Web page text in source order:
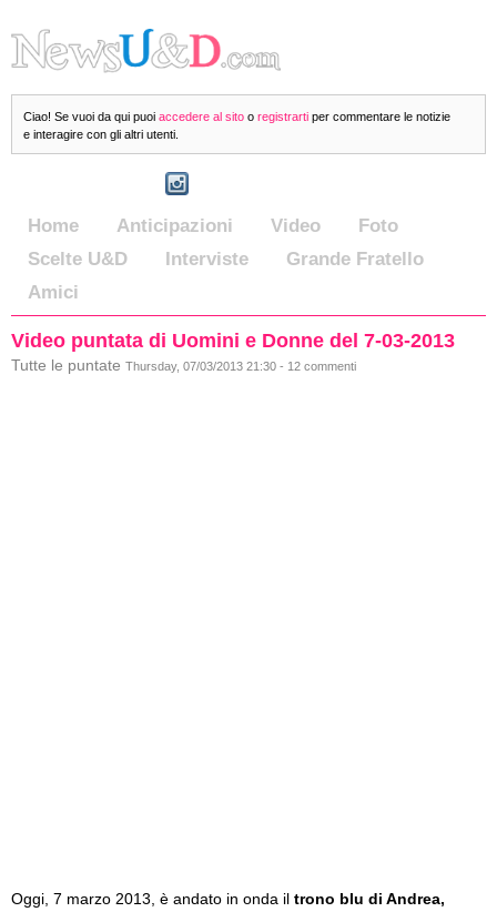
Ciao! Se vuoi da qui puoi accedere al sito o registrarti per commentare le notizie
e interagire con gli altri utenti.
Home Anticipazioni Video
Foto
Scelte U&D
Interviste
Grande Fratello
Amici
Video puntata di Uomini e Donne del 7-03-2013
Tutte le puntate Thursday, 07/03/2013 21:30 - 12 commenti
Oggi, 7 marzo 2013, è andato in onda il trono blu di Andrea,